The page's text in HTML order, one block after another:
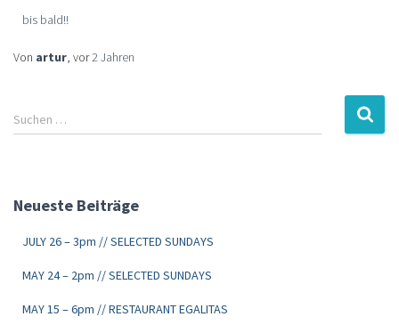
bis bald!!
Von artur, vor2 Jahren
Suchen …
Neueste Beiträge
JULY 26 – 3pm // SELECTED SUNDAYS
MAY 24 – 2pm // SELECTED SUNDAYS
MAY 15 – 6pm // RESTAURANT EGALITAS